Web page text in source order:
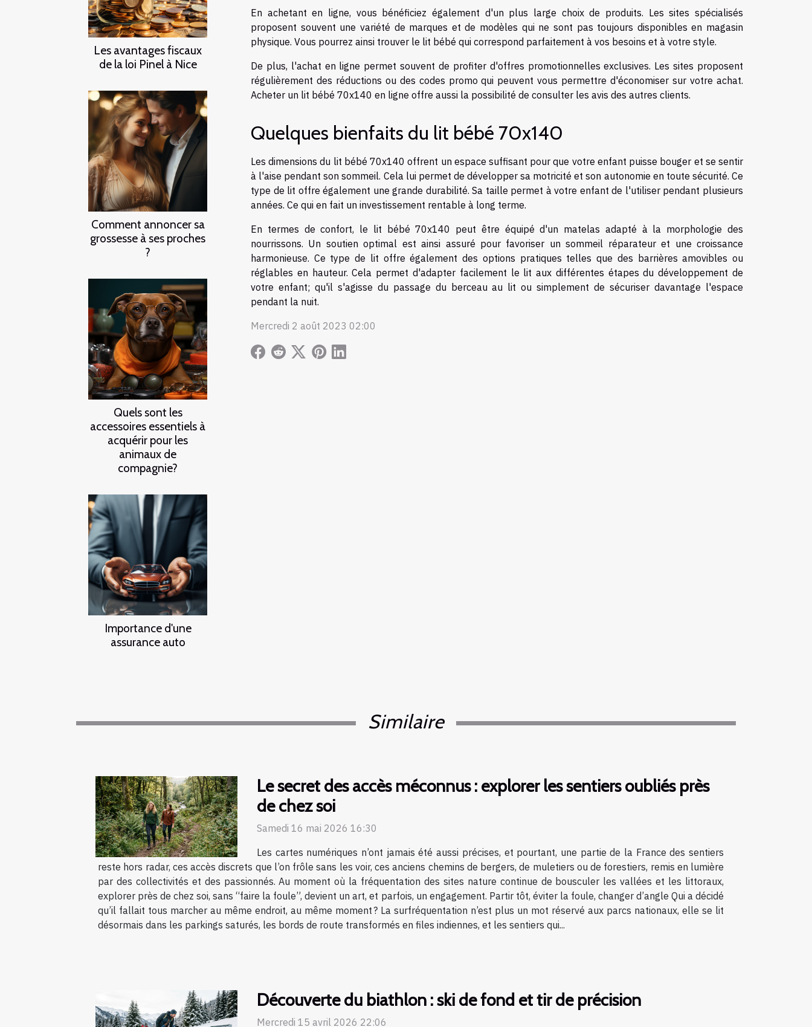
Les avantages fiscaux
de la loi Pinel à Nice
Comment annoncer sa
grossesse à ses proches
?
Quels sont les
accessoires essentiels à
acquérir pour les
animaux de
compagnie?
Importance d'une
assurance auto
En achetant en ligne, vous bénéficiez également d'un plus large choix de produits. Les sites spécialisés
proposent souvent une variété de marques et de modèles qui ne sont pas toujours disponibles en magasin
physique. Vous pourrez ainsi trouver le lit bébé qui correspond parfaitement à vos besoins et à votre style.
De plus, l'achat en ligne permet souvent de profiter d'offres promotionnelles exclusives. Les sites proposent
régulièrement des réductions ou des codes promo qui peuvent vous permettre d'économiser sur votre achat.
Acheter un lit bébé 70x140 en ligne offre aussi la possibilité de consulter les avis des autres clients.
Quelques bienfaits du lit bébé 70x140
Les dimensions du lit bébé 70x140 offrent un espace suffisant pour que votre enfant puisse bouger et se sentir
à l'aise pendant son sommeil. Cela lui permet de développer sa motricité et son autonomie en toute sécurité. Ce
type de lit offre également une grande durabilité. Sa taille permet à votre enfant de l'utiliser pendant plusieurs
années. Ce qui en fait un investissement rentable à long terme.
En termes de confort, le lit bébé 70x140 peut être équipé d'un matelas adapté à la morphologie des
nourrissons. Un soutien optimal est ainsi assuré pour favoriser un sommeil réparateur et une croissance
harmonieuse. Ce type de lit offre également des options pratiques telles que des barrières amovibles ou
réglables en hauteur. Cela permet d'adapter facilement le lit aux différentes étapes du développement de
votre enfant; qu'il s'agisse du passage du berceau au lit ou simplement de sécuriser davantage l'espace
pendant la nuit.
Mercredi 2 août 2023 02:00
Similaire
Le secret des accès méconnus : explorer les sentiers oubliés près
de chez soi
Samedi 16 mai 2026 16:30
Les cartes numériques n’ont jamais été aussi précises, et pourtant, une partie de la France des sentiers
reste hors radar, ces accès discrets que l’on frôle sans les voir, ces anciens chemins de bergers, de muletiers ou de forestiers, remis en lumière
par des collectivités et des passionnés. Au moment où la fréquentation des sites nature continue de bousculer les vallées et les littoraux,
explorer près de chez soi, sans “faire la foule”, devient un art, et parfois, un engagement. Partir tôt, éviter la foule, changer d’angle Qui a décidé
qu’il fallait tous marcher au même endroit, au même moment ? La surfréquentation n’est plus un mot réservé aux parcs nationaux, elle se lit
désormais dans les parkings saturés, les bords de route transformés en files indiennes, et les sentiers qui...
Découverte du biathlon : ski de fond et tir de précision
Mercredi 15 avril 2026 22:06